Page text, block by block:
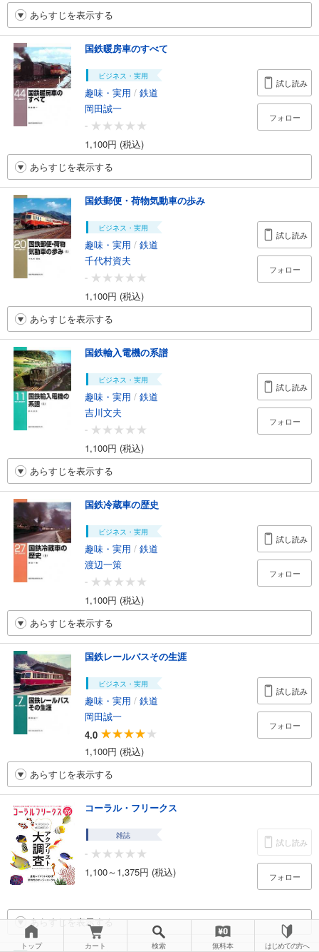
あらすじを表示する
国鉄暖房車のすべて
ビジネス・実用
趣味・実用 / 鉄道
岡田誠一
-
1,100円 (税込)
試し読み
フォロー
あらすじを表示する
国鉄郵便・荷物気動車の歩み
ビジネス・実用
趣味・実用 / 鉄道
千代村資夫
-
1,100円 (税込)
試し読み
フォロー
あらすじを表示する
国鉄輸入電機の系譜
ビジネス・実用
趣味・実用 / 鉄道
吉川文夫
-
1,100円 (税込)
試し読み
フォロー
あらすじを表示する
国鉄冷蔵車の歴史
ビジネス・実用
趣味・実用 / 鉄道
渡辺一策
-
1,100円 (税込)
試し読み
フォロー
あらすじを表示する
国鉄レールバスその生涯
ビジネス・実用
趣味・実用 / 鉄道
岡田誠一
4.0
1,100円 (税込)
試し読み
フォロー
あらすじを表示する
コーラル・フリークス
雑誌
-
1,100～1,375円 (税込)
試し読み
フォロー
あらすじを表示する
トップ カート 検索 無料本 はじめての方へ